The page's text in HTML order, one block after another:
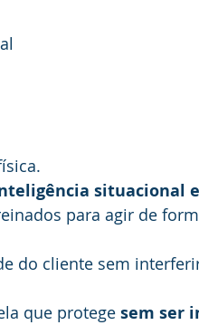
situacional
para agir de
do cliente sem
que protege sem ser